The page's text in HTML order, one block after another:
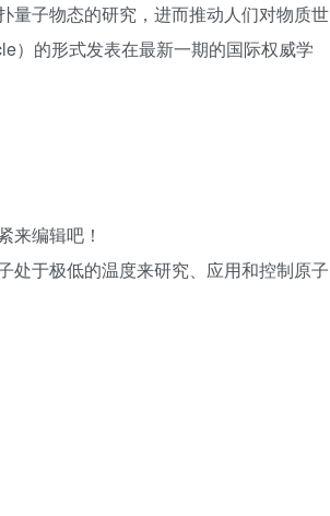
量子物态的研究，进而推动人们对物质世
）的形式发表在最新一期的国际权威学
来编辑吧！
处于极低的温度来研究、应用和控制原子